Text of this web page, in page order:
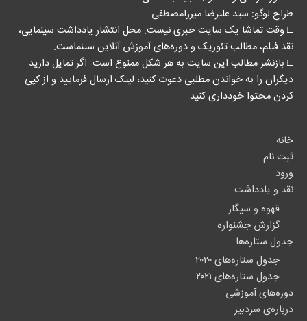
طراح لوگو: سید علیرضا میرزامصطفی
□ وقت تماشا یک سایت خبری نیست. محل انتشار یادداشت سینمایی،
نقد فیلم، مطالب تئوریک و دوره‌های آموزش آنلاین سینماست.
□ بازنشر مطالب این سایت به هر شکل ممنوع است. اگر تمایل دارید
دیگران را به خواندن مطلبی دعوت کنید، لینک‌ ارسال فرمایید و از کپی
کردن محتوا خودداری کنید.
خانه
ثبت نام
ورود
نقد و یادداشت
قهوه و سیگار
گزارش جشنواره
جدول ستاره‌ها
جدول ستاره‌های ۲۰۲۰
جدول ستاره‌های ۲۰۲۱
دوره‌های آموزشی
درباره‌ی سردبیر